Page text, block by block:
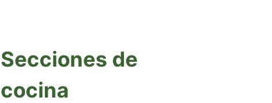
Secciones de
cocina